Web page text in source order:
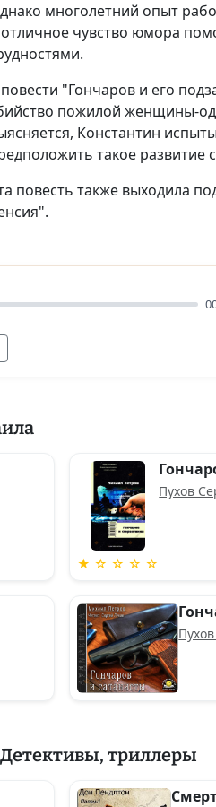
многолетний опыт
чувство юмора
"Гончаров и его
пожилой женщины-
Константин
такое развитие
повесть также выходила
★ ☆ ☆ ☆ ☆
Пухов
триллеры